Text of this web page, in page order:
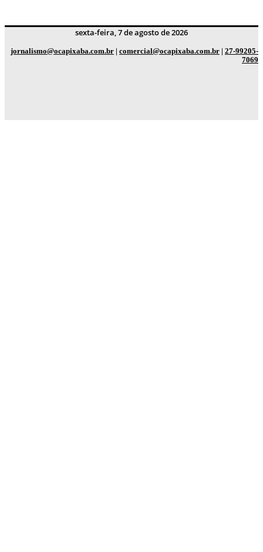
sexta-feira, 7 de agosto de 2026
jornalismo@ocapixaba.com.br | comercial@ocapixaba.com.br | 27-99205-
7069